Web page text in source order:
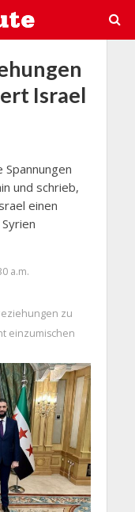
Israel
und schrieb,
einen
a.m.
zu
einzumischen